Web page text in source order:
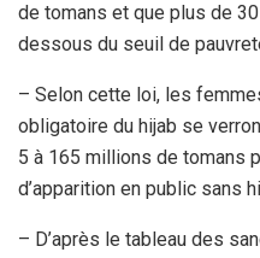
de tomans et que plus de
dessous du seuil de
– Selon cette loi, les
obligatoire du hijab se
5 à 165 millions de tomans
d’apparition en public sans
– D’après le tableau des